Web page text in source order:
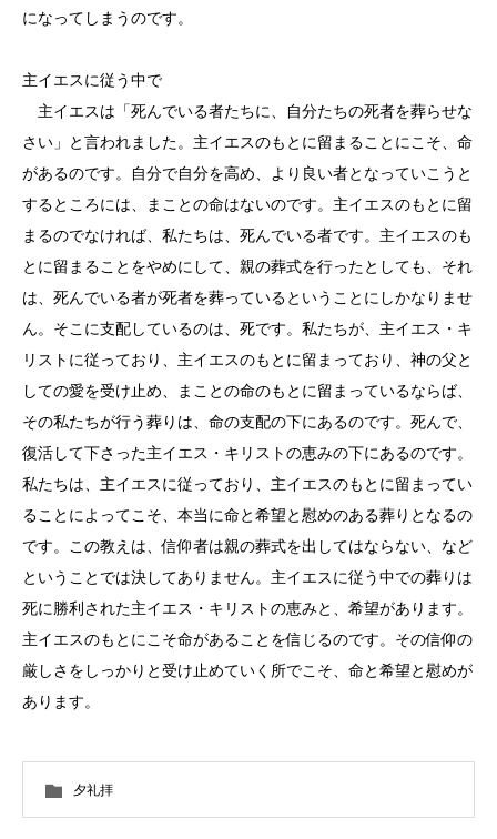
になってしまうのです。
主イエスに従う中で
主イエスは「死んでいる者たちに、自分たちの死者を葬らせな
さい」と言われました。主イエスのもとに留まることにこそ、命
があるのです。自分で自分を高め、より良い者となっていこうと
するところには、まことの命はないのです。主イエスのもとに留
まるのでなければ、私たちは、死んでいる者です。主イエスのも
とに留まることをやめにして、親の葬式を行ったとしても、それ
は、死んでいる者が死者を葬っているということにしかなりませ
ん。そこに支配しているのは、死です。私たちが、主イエス・キ
リストに従っており、主イエスのもとに留まっており、神の父と
しての愛を受け止め、まことの命のもとに留まっているならば、
その私たちが行う葬りは、命の支配の下にあるのです。死んで、
復活して下さった主イエス・キリストの恵みの下にあるのです。
私たちは、主イエスに従っており、主イエスのもとに留まってい
ることによってこそ、本当に命と希望と慰めのある葬りとなるの
です。この教えは、信仰者は親の葬式を出してはならない、など
ということでは決してありません。主イエスに従う中での葬りは
死に勝利された主イエス・キリストの恵みと、希望があります。
主イエスのもとにこそ命があることを信じるのです。その信仰の
厳しさをしっかりと受け止めていく所でこそ、命と希望と慰めが
あります。
夕礼拝